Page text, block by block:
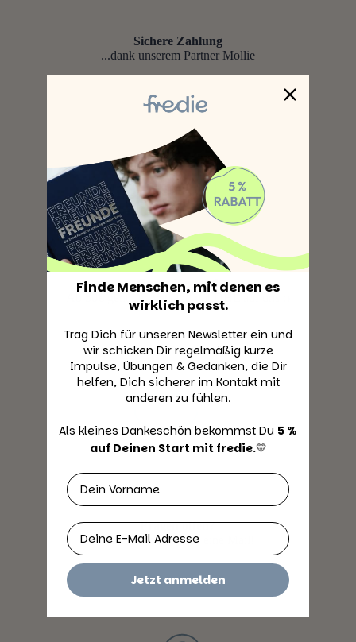
Sichere Zahlung
...dank unserem Partner Mollie
Gratis Versand
Ab 50€ geht der Versand mit DHL auf uns :)
Fragen offen?
Schreib uns einfach eine Mail!
Finde Menschen, mit denen es
wirklich passt.
Trag Dich für unseren Newsletter ein und
wir schicken Dir regelmäßig kurze
Impulse, Übungen & Gedanken, die Dir
helfen, Dich sicherer im Kontakt mit
anderen zu fühlen.
Als kleines Dankeschön bekommst Du ​ 5 %
auf Deinen Start mit fredie.​💛
Vorname
Email
Jetzt anmelden